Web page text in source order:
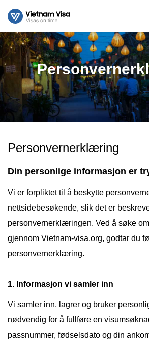
Personvernerklæring
Din personlige informasjon er
Vi er forpliktet til å beskytte
nettsidebesøkende, slik det er
personvernerklæringen. Ved å søke
gjennom Vietnam-visa.org, godtar du
personvernerklæring.
1. Informasjon vi samler inn
Vi samler inn, lagrer og bruker
nødvendig for å fullføre en
passnummer, fødselsdato og din